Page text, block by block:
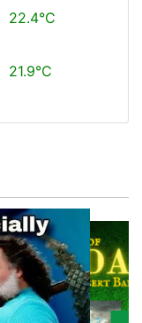
22.4°C
21.9°C